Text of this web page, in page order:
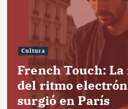
Cultura
French Touch:
del ritmo
surgió en París